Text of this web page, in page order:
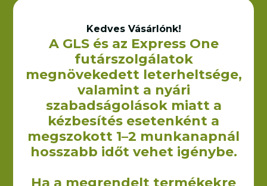
évente
Gomb
Megnézem a tanfolyamokat
Kód
<!-- wp:paragraph -->
<p>Ez egy sima bekezdés blokk. Jó sokat
fogod használni, ebből áll a cikked
blokkot jelent, szóval, ha "Enter"-t
Kedves Vásárlónk!
A GLS és az Express One
futárszolgálatok
megnövekedett leterheltsége,
valamint a nyári
szabadságolások miatt a
kézbesítés esetenként a
megszokott 1–2 munkanapnál
hosszabb időt vehet igénybe.
Ha a megrendelt termékekre